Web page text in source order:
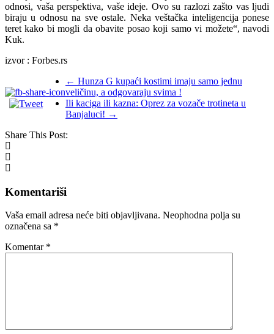
odnosi, vaša perspektiva, vaše ideje. Ovo su razlozi zašto vas ljudi
biraju u odnosu na sve ostale. Neka veštačka inteligencija ponese
teret kako bi mogli da obavite posao koji samo vi možete“, navodi
Kuk.
izvor : Forbes.rs
← Hunza G kupaći kostimi imaju samo jednu
veličinu, a odgovaraju svima !
Ili kaciga ili kazna: Oprez za vozače trotineta u
Banjaluci! →
Share This Post:
Komentariši
Vaša email adresa neće biti objavljivana. Neophodna polja su
označena sa *
Komentar *